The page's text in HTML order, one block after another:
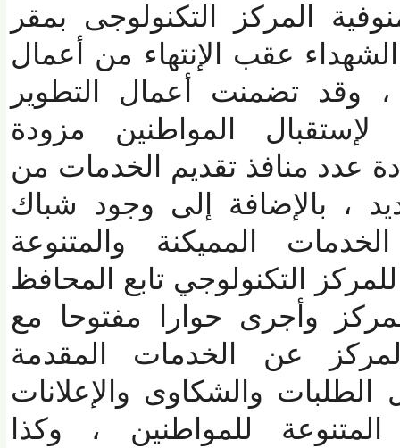
المركز التكنولوجى بمقر
عقب الإنتهاء من أعمال
وقد تضمنت أعمال التطوير
المواطنين مزودة
عدد منافذ تقديم الخدمات من
جديد ، بالإضافة إلى وجود شباك
المميكنة والمتنوعة
التكنولوجي تابع المحافظ
وأجرى حوارا مفتوحا مع
عن الخدمات المقدمة
والشكاوى والإعلانات
للمواطنين ، وكذا